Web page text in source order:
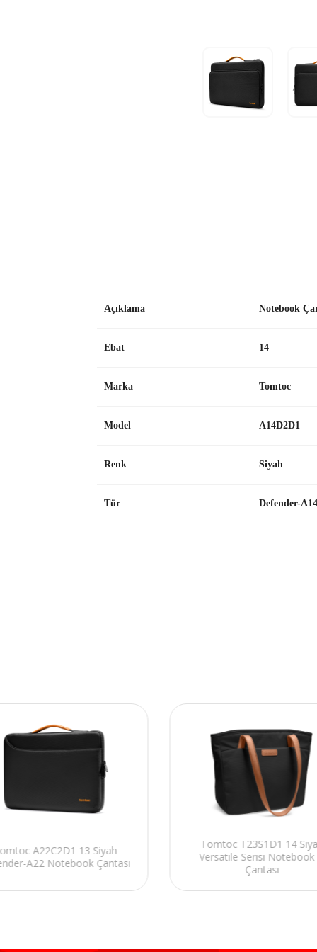
Açıklama Notebook
Ebat 14
Marka Tomtoc
Model A14D2D1
Renk Siyah
Tür Defender-A14
A22C2D1 13 Siyah
A22 Notebook Çantası
Tomtoc T23S1D1 14
Versatile Serisi Notebook
Çantası